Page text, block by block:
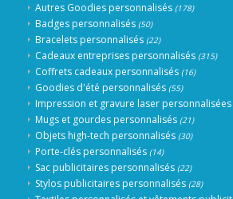
Autres Goodies personnalisés (178)
Badges personnalisés (50)
Bracelets personnalisés (22)
Cadeaux entreprises personnalisés (315)
Coffrets cadeaux personnalisés (16)
Goodies d'été personnalisés (55)
Impression et gravure laser personnalisées
Mugs et gourdes personnalisés (21)
Objets high-tech personnalisés (30)
Porte-clés personnalisés (14)
Sac publicitaires personnalisés (22)
Stylos publicitaires personnalisés (28)